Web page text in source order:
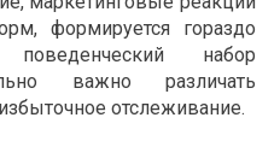
формируется гораздо
набор
важно различать
отслеживание.